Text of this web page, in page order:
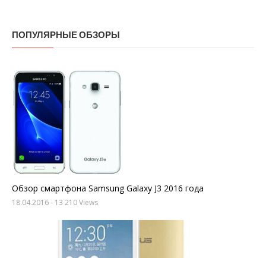
ПОПУЛЯРНЫЕ ОБЗОРЫ
Обзор смартфона Samsung Galaxy J3 2016 года
18.04.2016- 13 210 Views